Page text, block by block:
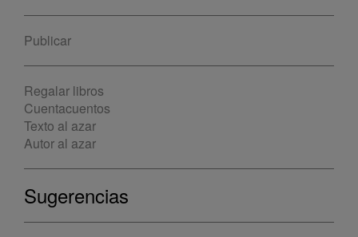
Publicar
Regalar libros
Cuentacuentos
Texto al azar
Autor al azar
Sugerencias